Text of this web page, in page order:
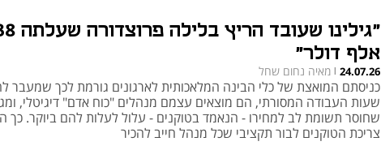
"גילינו שעובד הריץ
אלף דולר"
24.07.26
| מאיה נחום שחל
כניסתם המואצת של כלי הבינה המלאכותית לארגונים גורמת לכך שמעבר
שעות העבודה המסורתי, הם מוצאים עצמם מנהלים "כוח אדם" דיגיטלי,
שחוסר תשומת לב למחירו - הנאמד בטוקנים - עלול לעלות להם ביוקר. כך
צריכת הטוקנים לבור תקציבי שכל מנהל חייב להכיר